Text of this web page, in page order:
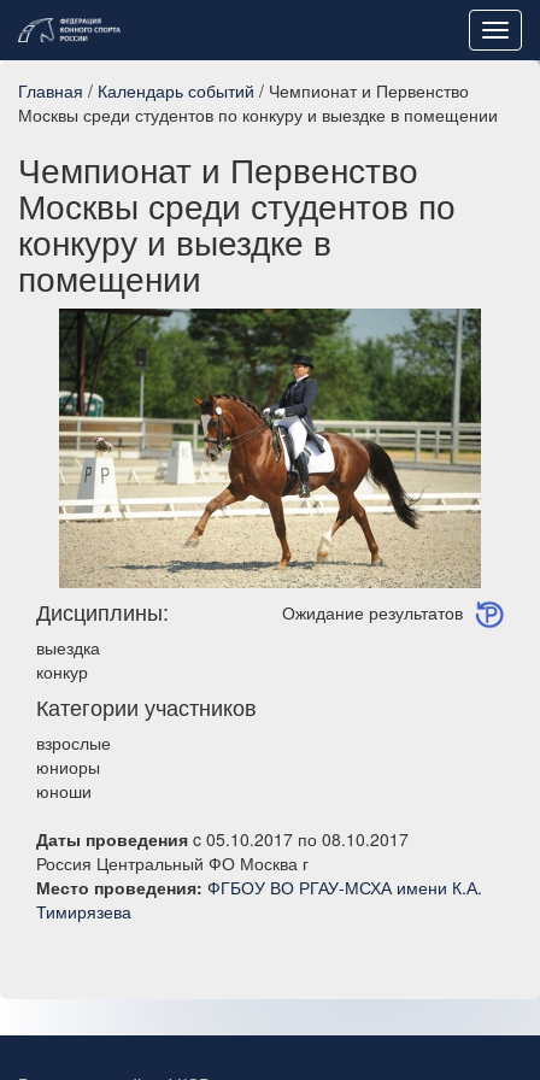
Главная / Календарь событий / Чемпионат и Первенство
Москвы среди студентов по конкуру и выездке в помещении
Чемпионат и Первенство
Москвы среди студентов по
конкуру и выездке в
помещении
Ожидание результатов
Дисциплины:
выездка
конкур
Категории участников
взрослые
юниоры
юноши
Даты проведения c 05.10.2017 по 08.10.2017
Россия Центральный ФО Москва г
Место проведения: ФГБОУ ВО РГАУ-МСХА имени К.А.
Тимирязева